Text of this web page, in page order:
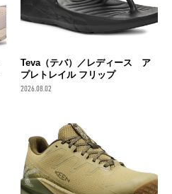
Teva（テバ）／レディース ア
プレトレイル フリップ
2026.08.02